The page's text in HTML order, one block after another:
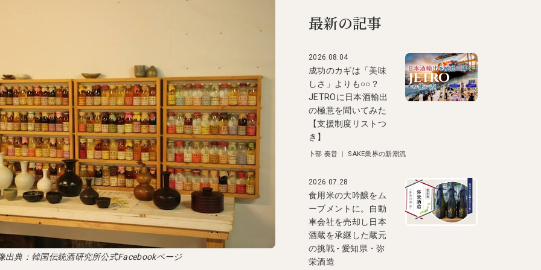
出典：韓国伝統酒研究所公式Facebookページ
最新の記事
2026.08.04
成功のカギは「美味
しさ」よりも○○？
JETROに日本酒輸出
の極意を聞いてみた
【支援制度リストつ
き】
卜部 奏音 | SAKE業界の新潮流
2026.07.28
食用米の大吟醸をム
ーブメントに。自動
車会社を売却し日本
酒蔵を承継した蔵元
の挑戦 - 愛知県・弥
栄酒造